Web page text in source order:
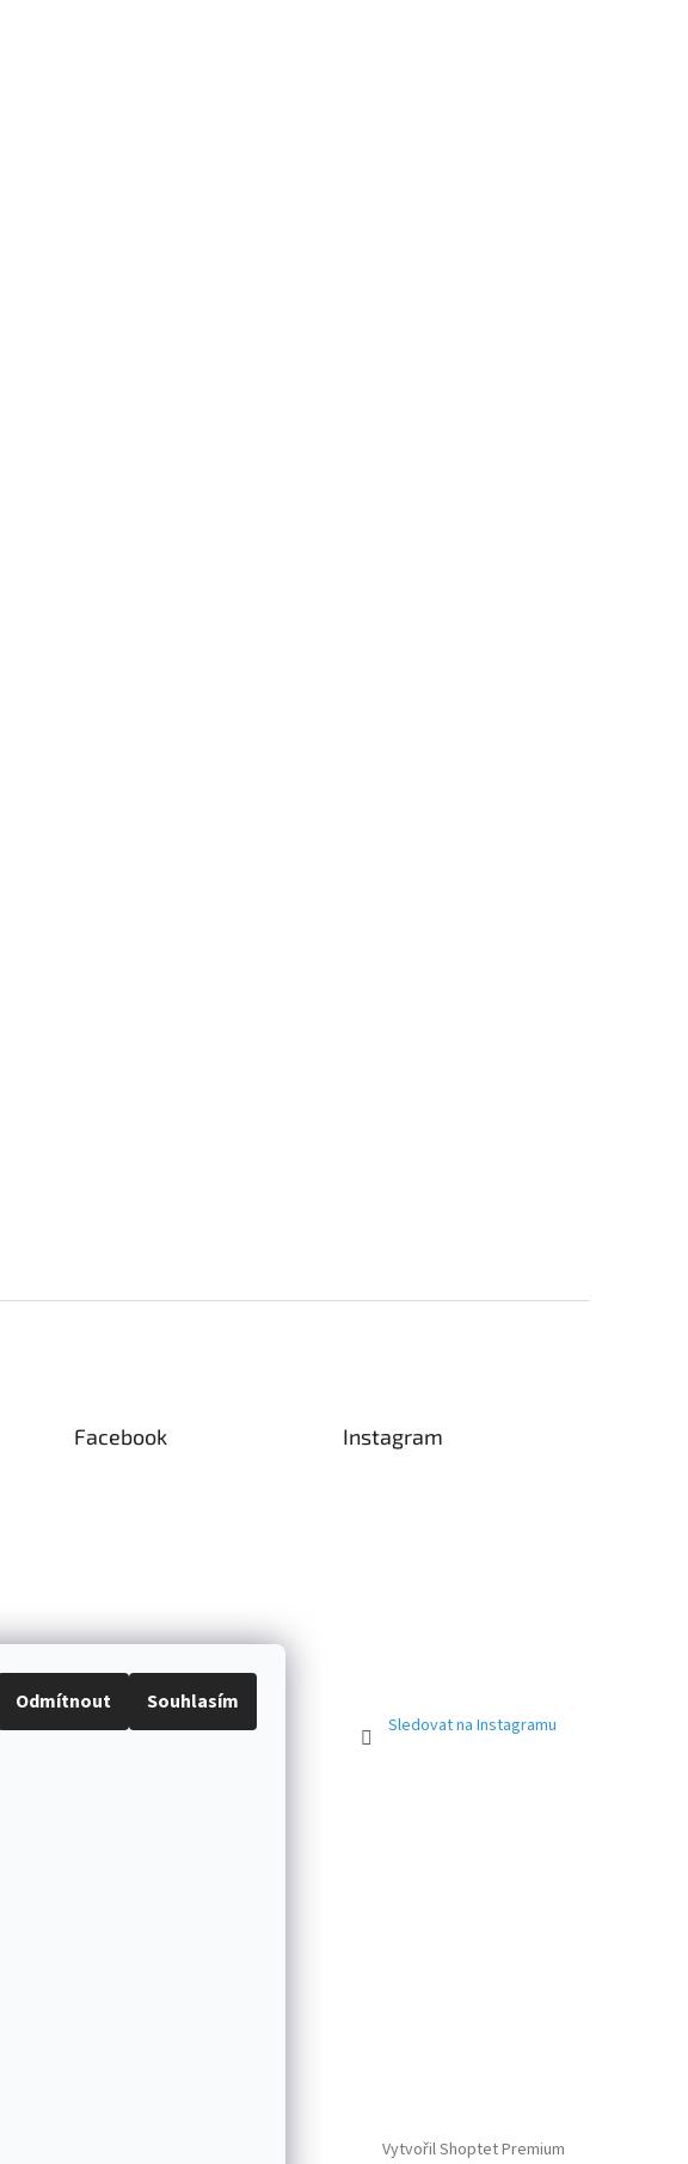
Odmítnout Souhlasím
Facebook Instagram
Sledovat na Instagramu
Vytvořil Shoptet Premium